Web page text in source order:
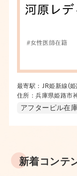
最寄駅：JR姫新線(
住所：兵庫県姫路市
アフターピル在庫
新着コンテ